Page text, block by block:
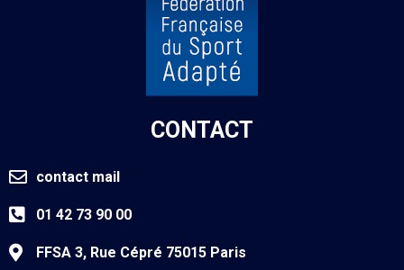
CONTACT
contact mail
01 42 73 90 00
FFSA 3, Rue Cépré 75015 Paris